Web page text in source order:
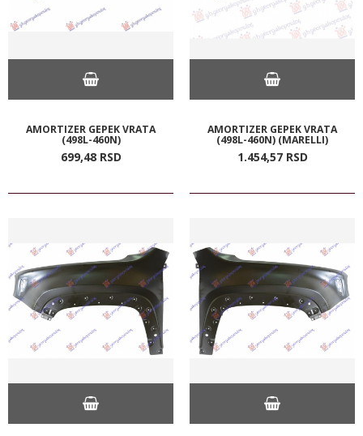
AMORTIZER GEPEK VRATA
(498L-460N)
699,48 RSD
AMORTIZER GEPEK VRATA
(498L-460N) (MARELLI)
1.454,57 RSD